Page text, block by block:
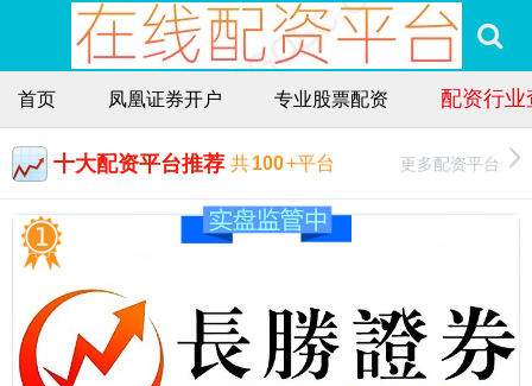
首页 凤凰证券开户 专业股票配资 配资行业
十大配资平台推荐 共100+平台 更多配资平台